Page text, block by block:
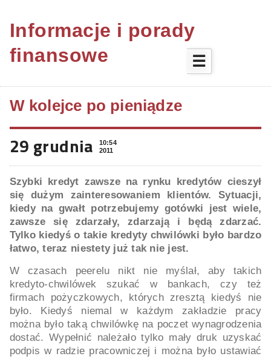
Informacje i porady
finansowe
☰
W kolejce po pieniądze
29 grudnia
10:54
2011
Szybki kredyt zawsze na rynku kredytów cieszył
się dużym zainteresowaniem klientów. Sytuacji,
kiedy na gwałt potrzebujemy gotówki jest wiele,
zawsze się zdarzały, zdarzają i będą zdarzać.
Tylko kiedyś o takie kredyty chwilówki było bardzo
łatwo, teraz niestety już tak nie jest.
W czasach peerelu nikt nie myślał, aby takich
kredyto-chwilówek szukać w bankach, czy też
firmach pożyczkowych, których zresztą kiedyś nie
było. Kiedyś niemal w każdym zakładzie pracy
można było taką chwilówkę na poczet wynagrodzenia
dostać. Wypełnić należało tylko mały druk uzyskać
podpis w radzie pracowniczej i można było ustawiać